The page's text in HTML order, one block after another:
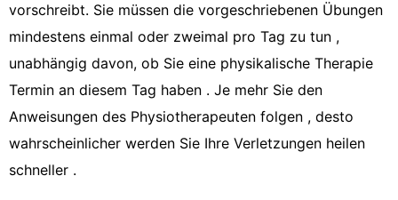
vorschreibt. Sie müssen die vorgeschriebenen Übungen
mindestens einmal oder zweimal pro Tag zu tun ,
unabhängig davon, ob Sie eine physikalische Therapie
Termin an diesem Tag haben . Je mehr Sie den
Anweisungen des Physiotherapeuten folgen , desto
wahrscheinlicher werden Sie Ihre Verletzungen heilen
schneller .